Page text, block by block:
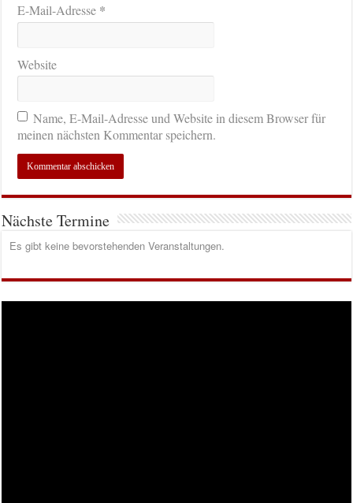
E-Mail-Adresse *
Website
Name, E-Mail-Adresse und Website in diesem Browser für
meinen nächsten Kommentar speichern.
Nächste Termine
Es gibt keine bevorstehenden Veranstaltungen.